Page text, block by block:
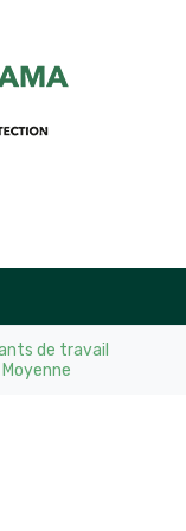
de travail
